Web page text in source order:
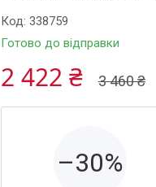
Готово до відправки
Код: 338759
3 460 ₴
2 422 ₴
–30%